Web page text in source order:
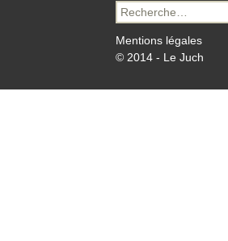
Recherche
pour :
Mentions légales
© 2014 - Le Juch